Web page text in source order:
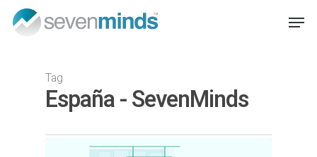
Skip
Tag
España - SevenMinds